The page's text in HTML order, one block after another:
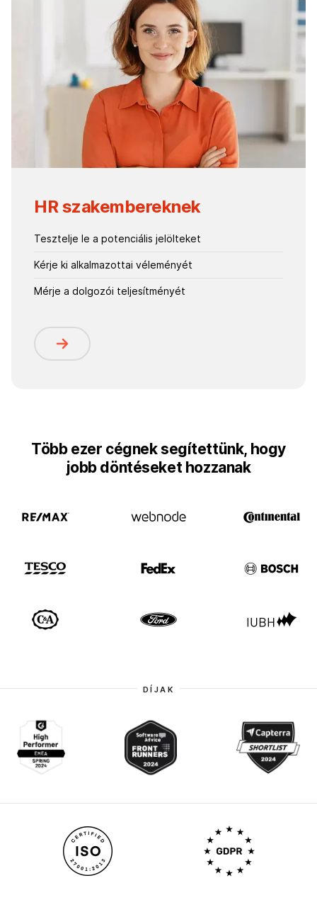
HR szakembereknek
Tesztelje le a potenciális jelölteket
Kérje ki alkalmazottai véleményét
Mérje a dolgozói teljesítményét
Több ezer cégnek segítettünk, hogy
jobb döntéseket hozzanak
DÍJAK